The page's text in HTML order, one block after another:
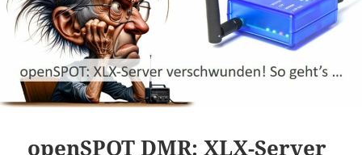
openSPOT DMR: XLX-Server